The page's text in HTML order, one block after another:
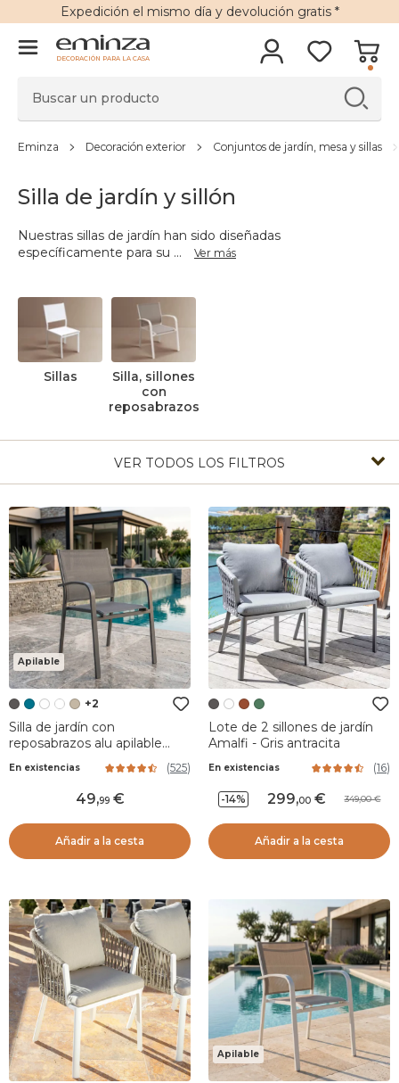
Expedición el mismo día y devolución gratis*
DECORACIÓN PARA LA CASA
Eminza Decoración exterior Conjuntos de jardín, mesa y sillas
Silla de jardín y sillón
Nuestras sillas de jardín han sido diseñadas
específicamente para su ... Ver más
Sillas
Silla, sillones
con
reposabrazos
VER TODOS LOS FILTROS
Apilable
+2
Silla de jardín con
reposabrazos alu apilable
En existencias (525)
49,99
Añadir a la cesta
Lote de 2 sillones de jardín
Amalfi - Gris antracita
En existencias (16)
-14% 299,00 349,00
Añadir a la cesta
Apilable